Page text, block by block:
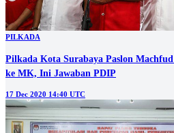
PILKADA
Pilkada Kota Surabaya Paslon
ke MK, Ini Jawaban PDIP
17 Dec 2020 14:40 UTC